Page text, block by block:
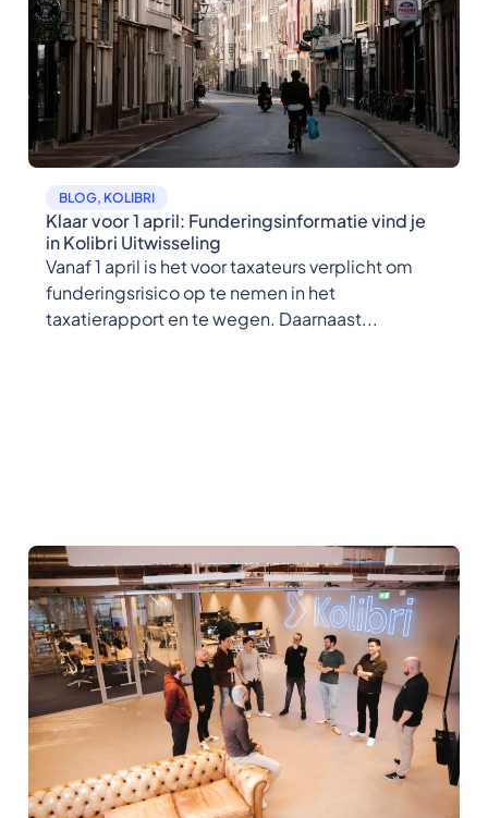
BLOG, KOLIBRI
Klaar voor 1 april: Funderingsinformatie vind je
in Kolibri Uitwisseling
Vanaf 1 april is het voor taxateurs verplicht om
funderingsrisico op te nemen in het
taxatierapport en te wegen. Daarnaast...